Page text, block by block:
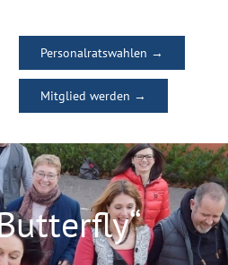
Personalratswahlen →
Mitglied werden →